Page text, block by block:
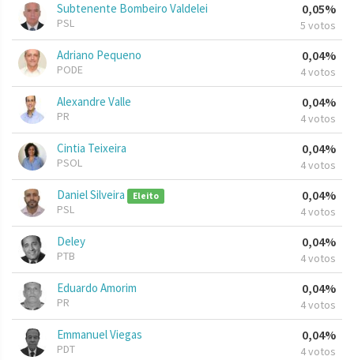
Subtenente Bombeiro Valdelei
PSL
0,05%
5 votos
Adriano Pequeno
PODE
0,04%
4 votos
Alexandre Valle
PR
0,04%
4 votos
Cintia Teixeira
PSOL
0,04%
4 votos
Daniel Silveira Eleito
PSL
0,04%
4 votos
Deley
PTB
0,04%
4 votos
Eduardo Amorim
PR
0,04%
4 votos
Emmanuel Viegas
PDT
0,04%
4 votos